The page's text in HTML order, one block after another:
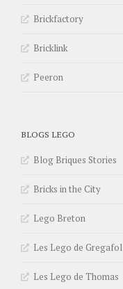
Brickfactory
Bricklink
Peeron
BLOGS LEGO
Blog Briques Stories
Bricks in the City
Lego Breton
Les Lego de Gregafol
Les Lego de Thomas